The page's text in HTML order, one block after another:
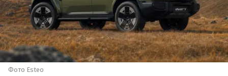
Фото Esteo